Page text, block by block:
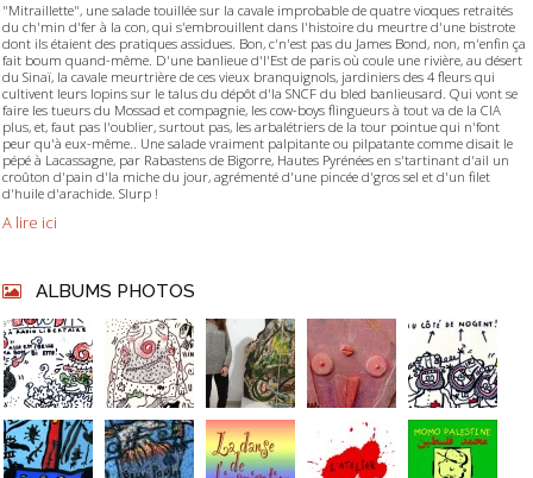
"Mitraillette", une salade touillée sur la cavale improbable de quatre vioques retraités
du ch'min d'fer à la con, qui s'embrouillent dans l'histoire du meurtre d'une bistrote
dont ils étaient des pratiques assidues. Bon, c'n'est pas du James Bond, non, m'enfin ça
fait boum quand-même. D'une banlieue d'l'Est de paris où coule une rivière, au désert
du Sinaï, la cavale meurtrière de ces vieux branquignols, jardiniers des 4 fleurs qui
cultivent leurs lopins sur le talus du dépôt d'la SNCF du bled banlieusard. Qui vont se
faire les tueurs du Mossad et compagnie, les cow-boys flingueurs à tout va de la CIA
plus, et, faut pas l'oublier, surtout pas, les arbalétriers de la tour pointue qui n'font
peur qu'à eux-même.. Une salade vraiment palpitante ou pilpatante comme disait le
pépé à Lacassagne, par Rabastens de Bigorre, Hautes Pyrénées en s'tartinant d'ail un
croûton d'pain d'la miche du jour, agrémenté d'une pincée d'gros sel et d'un filet
d'huile d'arachide. Slurp !
A lire ici
ALBUMS PHOTOS